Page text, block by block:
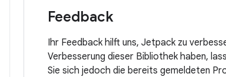
Feedback
Ihr Feedback hilft uns, Jetpack zu
Verbesserung dieser Bibliothek haben,
Sie sich jedoch die bereits gemeldeten